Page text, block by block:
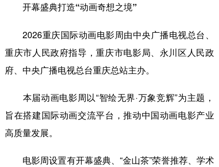
开幕盛典打造“动画奇想之境”
2026重庆国际动画电影周由中央广播电视总台、
重庆市人民政府指导，重庆市电影局、永川区人民政
府、中央广播电视总台重庆总站主办。
本届动画电影周以“智绘无界·万象竞辉”为主题，
旨在搭建国际动画交流平台，推动中国动画电影产业
高质量发展。
电影周设置有开幕盛典、“金山茶”荣誉推荐、学术